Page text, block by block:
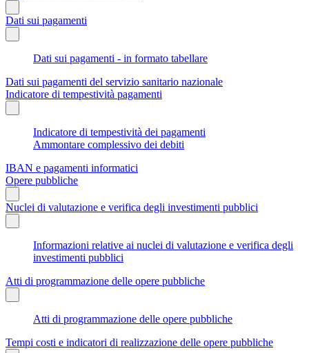
Dati sui pagamenti
Dati sui pagamenti - in formato tabellare
Dati sui pagamenti del servizio sanitario nazionale
Indicatore di tempestività pagamenti
Indicatore di tempestività dei pagamenti
Ammontare complessivo dei debiti
IBAN e pagamenti informatici
Opere pubbliche
Nuclei di valutazione e verifica degli investimenti pubblici
Informazioni relative ai nuclei di valutazione e verifica degli
investimenti pubblici
Atti di programmazione delle opere pubbliche
Atti di programmazione delle opere pubbliche
Tempi costi e indicatori di realizzazione delle opere pubbliche